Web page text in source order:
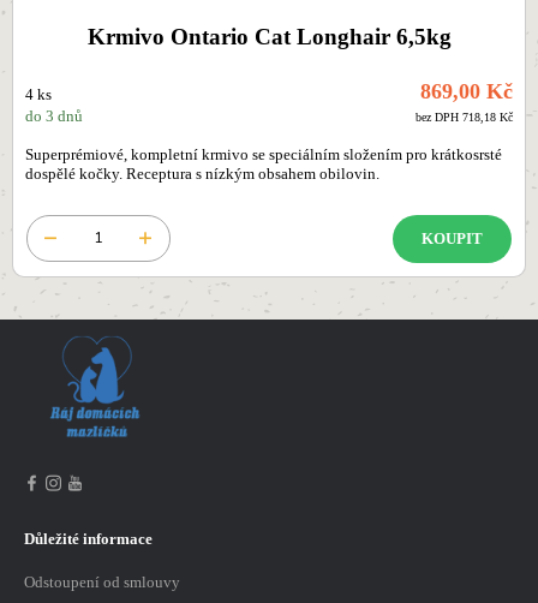
Krmivo Ontario Cat Longhair 6,5kg
4 ks
do 3 dnů
869,00 Kč
bez DPH 718,18 Kč
Superprémiové, kompletní krmivo se speciálním složením pro krátkosrsté
dospělé kočky. Receptura s nízkým obsahem obilovin.
KOUPIT
Důležité informace
Odstoupení od smlouvy